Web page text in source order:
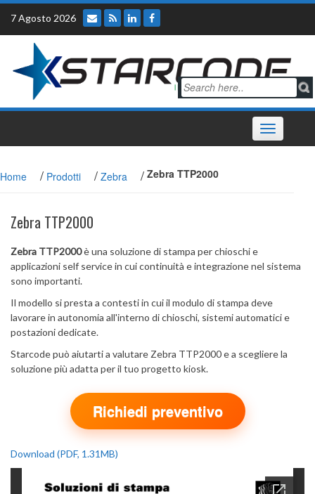
Skip
content
7 Agosto 2026
Toggle
navigation
Home / Prodotti / Zebra / Zebra TTP2000
Zebra TTP2000
Zebra TTP2000è una soluzione di stampa per chioschi e
applicazioni self service in cui continuità e integrazione nel sistema
sono importanti.
Il modello si presta a contesti in cui il modulo di stampa deve
lavorare in autonomia all'interno di chioschi, sistemi automatici e
postazioni dedicate.
Starcode può aiutarti a valutare Zebra TTP2000 e a scegliere la
soluzione più adatta per il tuo progetto kiosk.
Richiedi preventivo
Download (PDF, 1.31MB)